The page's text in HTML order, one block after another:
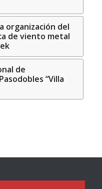
organización del
de viento metal
de
“Villa